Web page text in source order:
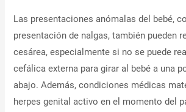
Las presentaciones anómalas del bebé,
presentación de nalgas, también pueden
cesárea, especialmente si no se puede
cefálica externa para girar al bebé a una
abajo. Además, condiciones médicas
herpes genital activo en el momento del